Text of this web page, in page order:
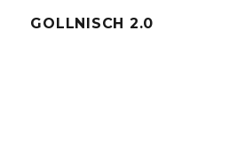
GOLLNISCH 2.0